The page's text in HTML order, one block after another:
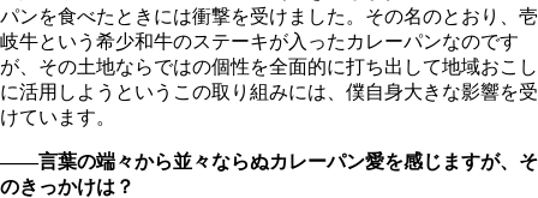
パンを食べたときには衝撃を受けました。その名のとおり、壱
岐牛という希少和牛のステーキが入ったカレーパンなのです
が、その土地ならではの個性を全面的に打ち出して地域おこし
に活用しようというこの取り組みには、僕自身大きな影響を受
けています。
――言葉の端々から並々ならぬカレーパン愛を感じますが、そ
のきっかけは？